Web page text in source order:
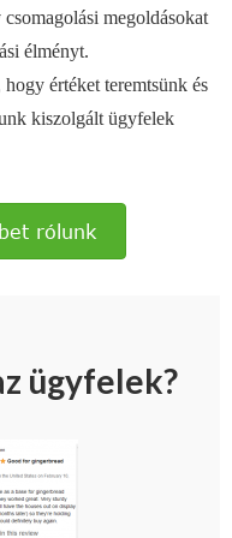
megoldásokat
élményt.
értéket teremtsünk és
kiszolgált ügyfelek
rólunk
ügyfelek?